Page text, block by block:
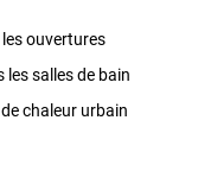
ouvertures
les salles de bain
chaleur urbain